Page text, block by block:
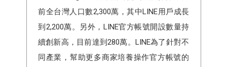
前全台灣人口數2,300萬，其中LINE用戶成長
到2,200萬。另外，LINE官方帳號開設數量持
續創新高，目前達到280萬。LINE為了針對不
同產業，幫助更多商家培養操作官方帳號的